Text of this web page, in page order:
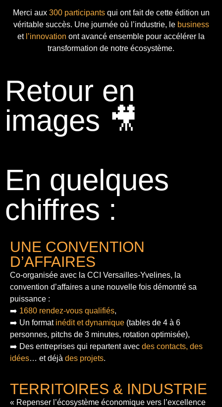
Merci aux 300 participantsqui ont fait de cette édition un
véritable succès. Une journée où l’industrie, le business
et l’innovation ont avancé ensemble pour accélérer la
transformation de notre écosystème.
Retour en
images 🎥
En quelques
chiffres :
UNE CONVENTION
D’AFFAIRES
Co-organisée avec la CCI Versailles-Yvelines, la
convention d’affaires a une nouvelle fois démontré sa
puissance :
➡️ 1680 rendez-vous qualifiés,
➡️ Un format inédit et dynamique (tables de 4 à 6
personnes, pitchs de 3 minutes, rotation optimisée),
➡️ Des entreprises qui repartent avec des contacts, des
idées… et déjà des projets.
TERRITOIRES & INDUSTRIE
« Repenser l’écosystème économique vers l’excellence